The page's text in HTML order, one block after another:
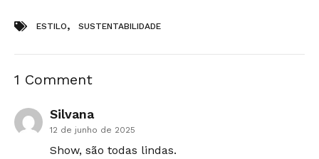
Tags:ESTILO, SUSTENTABILIDADE
1 Comment
Silvana
12 de junho de 2025
Show, são todas lindas.